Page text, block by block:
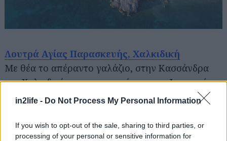
in2life - Do Not Process My Personal Information
If you wish to opt-out of the sale, sharing to third parties, or
processing of your personal or sensitive information for
Λουτρά Αγίας Παρασκευής, Χαλκιδική
Με θέα το απέραντο γαλάζιο, στην Κασσάνδρα
της Χαλκιδικής, οι εγκαταστάσεις των Ιαματικών
Λουτρών της Αγίας Παρασκευής διαθέτουν νερά
χτισμένο πάνω στα βράχια μπροστά στο Αιγαίο
Αναζήτηση
για...